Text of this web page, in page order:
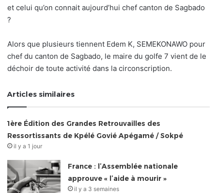
et celui qu’on connait aujourd’hui chef canton de Sagbado
?
Alors que plusieurs tiennent Edem K, SEMEKONAWO pour
chef du canton de Sagbado, le maire du golfe 7 vient de le
déchoir de toute activité dans la circonscription.
Articles similaires
1ère Édition des Grandes Retrouvailles des
Ressortissants de Kpélé Govié Apégamé / Sokpé
il y a 1 jour
France : l’Assemblée nationale
approuve « l’aide à mourir »
il y a 3 semaines